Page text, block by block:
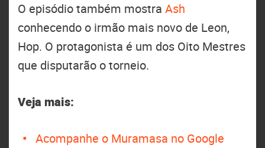
O episódio também mostra Ash
conhecendo o irmão mais novo de Leon,
Hop. O protagonista é um dos Oito Mestres
que disputarão o torneio.
Veja mais:
Acompanhe o Muramasa no Google